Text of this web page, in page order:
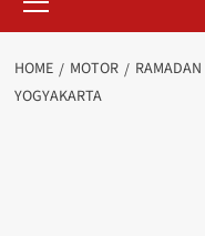
HOME MOTOR
YOGYAKARTA